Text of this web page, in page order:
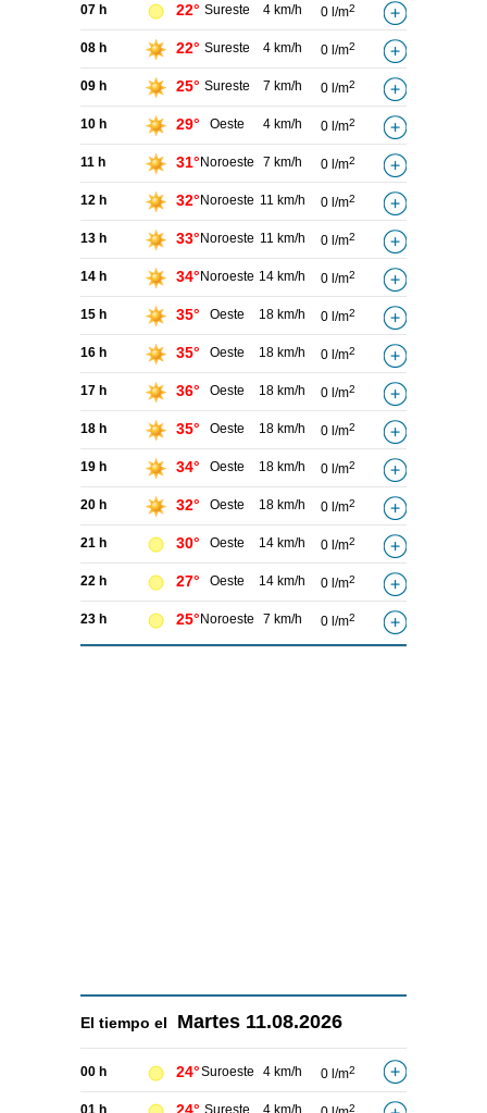
07 h 22° Sureste 4 km/h 0 l/m2
08 h 22° Sureste 4 km/h 0 l/m2
09 h 25° Sureste 7 km/h 0 l/m2
10 h 29° Oeste 4 km/h 0 l/m2
11 h 31° Noroeste 7 km/h 0 l/m2
12 h 32° Noroeste 11 km/h 0 l/m2
13 h 33° Noroeste 11 km/h 0 l/m2
14 h 34° Noroeste 14 km/h 0 l/m2
15 h 35° Oeste 18 km/h 0 l/m2
16 h 35° Oeste 18 km/h 0 l/m2
17 h 36° Oeste 18 km/h 0 l/m2
18 h 35° Oeste 18 km/h 0 l/m2
19 h 34° Oeste 18 km/h 0 l/m2
20 h 32° Oeste 18 km/h 0 l/m2
21 h 30° Oeste 14 km/h 0 l/m2
22 h 27° Oeste 14 km/h 0 l/m2
23 h 25° Noroeste 7 km/h 0 l/m2
El tiempo el Martes 11.08.2026
00 h 24°Suroeste 4 km/h 0 l/m2
2